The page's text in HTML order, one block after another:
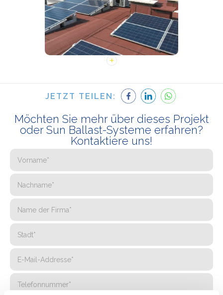
JETZT TEILEN:
Möchten Sie mehr über dieses Projekt
oder Sun Ballast-Systeme erfahren?
Kontaktiere uns!